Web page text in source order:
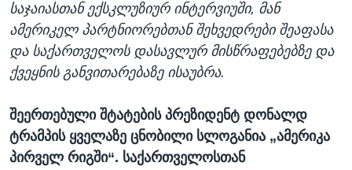
საჯაიასთან ექსკლუზიურ ინტერვიუში, მან
ამერიკელ პარტნიორებთან შეხვედრები შეაფასა
და საქართველოს დასავლურ მისწრაფებებზე და
ქვეყნის განვითარებაზე ისაუბრა.
შეერთებული შტატების პრეზიდენტ დონალდ
ტრამპის ყველაზე ცნობილი სლოგანია „ამერიკა
პირველ რიგში“. საქართველოსთან